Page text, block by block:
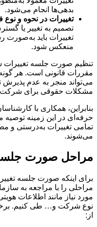
بدهی‌ها انجام می‌شود.
تغییرات در نحوه و نوع
تصمیم به تغییر یا
تغییرات باید
منعکس شود.
تنظیم صورت جلسه تغییرات
مقررات قانونی است. هر گونه
می‌تواند منجر به عدم پذیرش
مشکلات حقوقی برای
بنابراین، همکاری با
حرفه‌ای در این زمینه
تمامی تغییرات به‌درستی و
می‌شوند.
مراحل صورت
برای اینکه صورت جلسه
مراحلی را با مراجعه به
مورد نیاز مانند اطلاعات
نوع شرکت و… طی کنیم. برخی
از: